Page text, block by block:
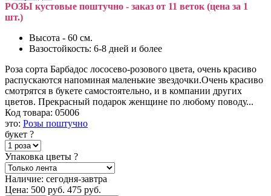
РОЗЫ кустовые поштучно - заказ от 11 веток (цена за 1
шт.)
Высота - 60 см.
Вазостойкость: 6-8 дней и более
Роза сорта Барбадос лососево-розового цвета, очень красиво
распускаются напоминая маленькие звездочки.Очень красиво
смотрятся в букете самостоятельно, и в компании других
цветов. Прекрасный подарок женщине по любому поводу...
Код товара: 05006
это: Розы поштучно
букет ?
Упаковка цветы ?
Наличие: сегодня-завтра
Цена: 500 руб. 475 руб.